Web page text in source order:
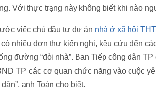
Với thực trạng này không biết khi nào
việc chủ đầu tư dự án nhà ở xã hội
có nhiều đơn thư kiến nghị, kêu cứu đến
đường “đòi nhà”. Ban Tiếp công dân
TP, các cơ quan chức năng vào cuộc
anh Toản cho biết.